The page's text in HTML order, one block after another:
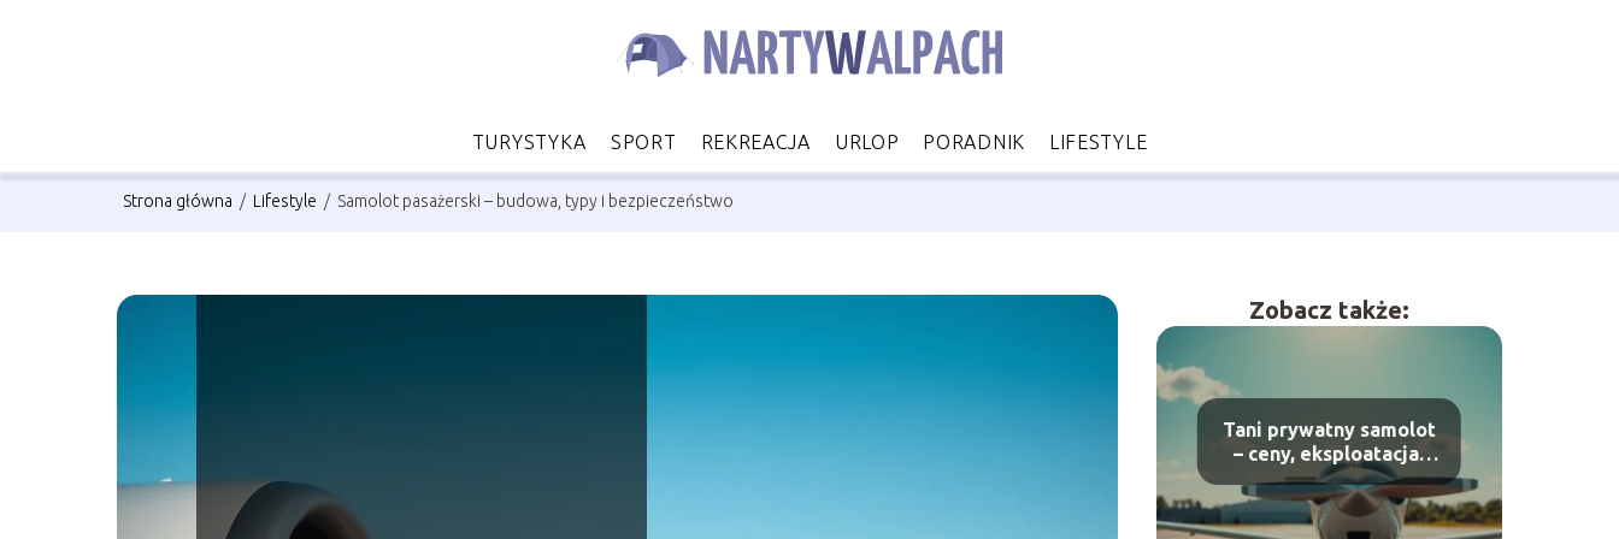
TURYSTYKA SPORT REKREACJA URLOP PORADNIK LIFESTYLE
Strona główna / Lifestyle / Samolot pasażerski – budowa, typy i bezpieczeństwo
Zobacz także:
Tani prywatny samolot
– ceny, eksploatacja,
czy to się opłaca?